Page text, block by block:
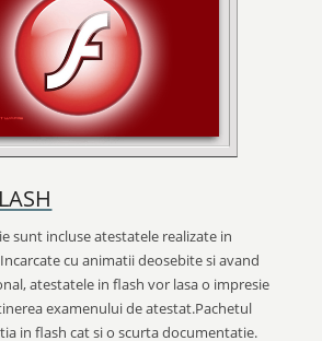
sunt incluse atestatele realizate in
cu animatii deosebite si avand
atestatele in flash vor lasa o impresie
examenului de atestat.Pachetul
in flash cat si o scurta documentatie.